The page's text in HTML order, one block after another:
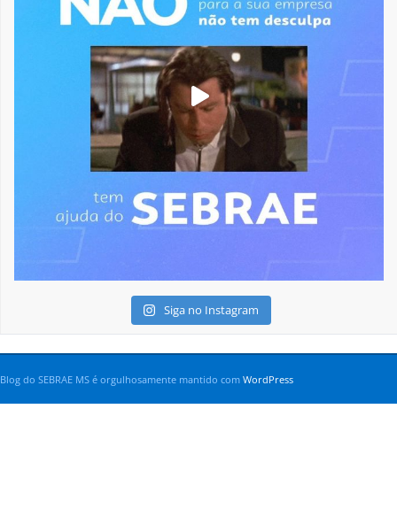
Siga no Instagram
Blog do SEBRAE MS é orgulhosamente mantido com WordPress